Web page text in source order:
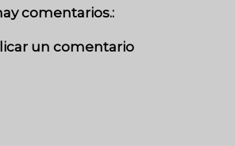
comentarios.:
un comentario